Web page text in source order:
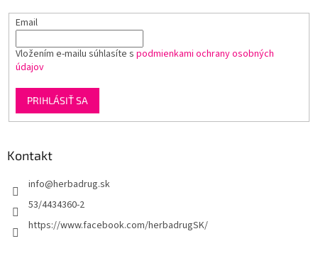
Email
Vložením e-mailu súhlasíte s podmienkami ochrany osobných
údajov
PRIHLÁSIŤ SA
Kontakt
info@herbadrug.sk
53/4434360-2
https://www.facebook.com/herbadrugSK/